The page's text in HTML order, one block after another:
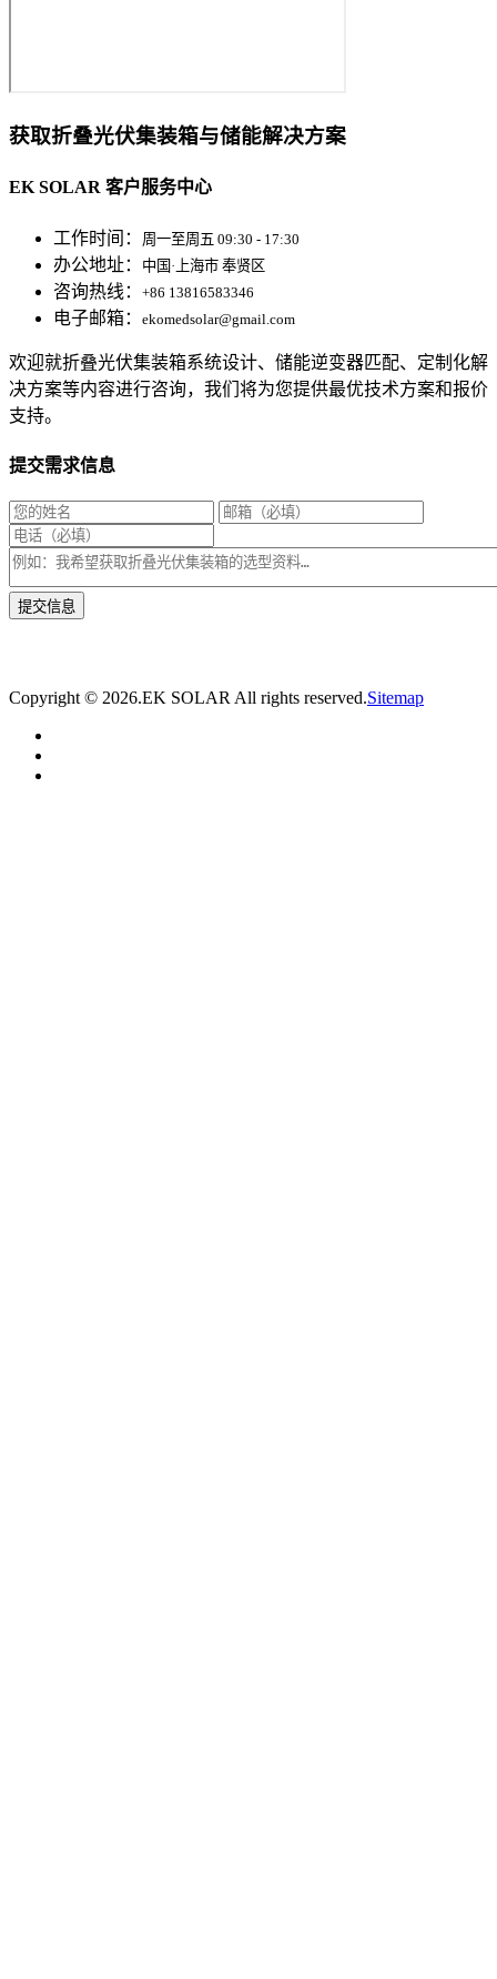
获取折叠光伏集装箱与储能解决方案
EK SOLAR 客户服务中心
工作时间： 周一至周五 09:30 - 17:30
办公地址： 中国·上海市 奉贤区
咨询热线： +86 13816583346
电子邮箱： ekomedsolar@gmail.com
欢迎就折叠光伏集装箱系统设计、储能逆变器匹配、定制化解
决方案等内容进行咨询，我们将为您提供最优技术方案和报价
支持。
提交需求信息
Copyright © 2026.EK SOLAR All rights reserved.Sitemap